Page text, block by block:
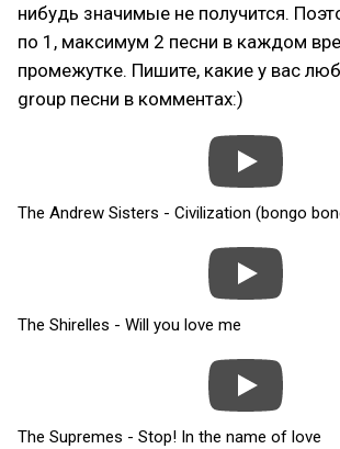
нибудь значимые не получится.
по 1, максимум 2 песни в каждом
промежутке. Пишите, какие у вас
group песни в комментах:)
The Andrew Sisters - Civilization (bongo
The Shirelles - Will you love me
The Supremes - Stop! In the name of love